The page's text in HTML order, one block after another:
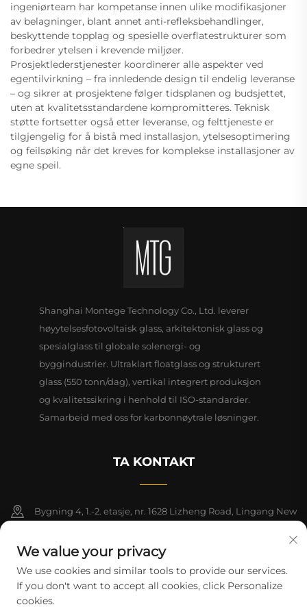
ingeniørteam har kompetanse innen ulike modifikasjoner
av belagninger, blant annet anti-refleksbehandlinger,
beskyttende topplag og spesielle overflatestrukturer som
forbedrer ytelsen i krevende miljøer.
Prosjektlederstjenester koordinerer alle aspekter ved
egentilvirkning – fra innledende design til endelig leveranse
– og sikrer at prosjektene følger tidsplanen og budsjettet,
uten at kvalitetsstandardene kompromitteres. Teknisk
støtte fortsetter også etter leveranse, og felttjeneste er
tilgjengelig for å bistå med installasjon, ytelsesoptimering
og feilsøking når det kreves for komplekse installasjoner av
egne speil.
Shanghai Montege Technology Co., Ltd. leverer
høyytelsesfotovoltaisk glass, arkitektonisk glass og
spesialglass til globale solenergi- og
byggindustrier. Ultraklart floatglass og strukturert
glass (550 tonn/dag), vertikal integrert produksjon
og kvalitetssikring i henhold til ISO-standarder.
Samarbeid med oss for karbonnøytrale løsninger.
TA KONTAKT
Bygning 4, 1.-2. etasje, nr. 1628 Lizheng Road, Lingang New
+86-15124919712
[email protected]
We value your privacy
We use cookies and similar tools to provide our services.
If you don't want to accept all cookies, click Personalize
cookies.